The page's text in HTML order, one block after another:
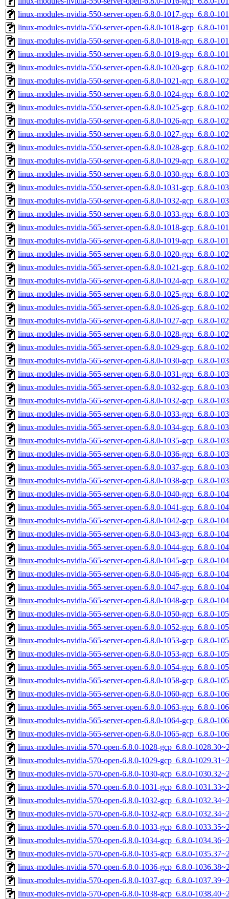
linux-modules-nvidia-550-server-open-6.8.0-1017-gcp_6.8.0-
linux-modules-nvidia-550-server-open-6.8.0-1018-gcp_6.8.0-
linux-modules-nvidia-550-server-open-6.8.0-1018-gcp_6.8.0-
linux-modules-nvidia-550-server-open-6.8.0-1019-gcp_6.8.0-
linux-modules-nvidia-550-server-open-6.8.0-1020-gcp_6.8.0-
linux-modules-nvidia-550-server-open-6.8.0-1021-gcp_6.8.0-
linux-modules-nvidia-550-server-open-6.8.0-1024-gcp_6.8.0-
linux-modules-nvidia-550-server-open-6.8.0-1025-gcp_6.8.0-
linux-modules-nvidia-550-server-open-6.8.0-1026-gcp_6.8.0-
linux-modules-nvidia-550-server-open-6.8.0-1027-gcp_6.8.0-
linux-modules-nvidia-550-server-open-6.8.0-1028-gcp_6.8.0-
linux-modules-nvidia-550-server-open-6.8.0-1029-gcp_6.8.0-
linux-modules-nvidia-550-server-open-6.8.0-1030-gcp_6.8.0-
linux-modules-nvidia-550-server-open-6.8.0-1031-gcp_6.8.0-
linux-modules-nvidia-550-server-open-6.8.0-1032-gcp_6.8.0-
linux-modules-nvidia-550-server-open-6.8.0-1033-gcp_6.8.0-
linux-modules-nvidia-565-server-open-6.8.0-1018-gcp_6.8.0-
linux-modules-nvidia-565-server-open-6.8.0-1019-gcp_6.8.0-
linux-modules-nvidia-565-server-open-6.8.0-1020-gcp_6.8.0-
linux-modules-nvidia-565-server-open-6.8.0-1021-gcp_6.8.0-
linux-modules-nvidia-565-server-open-6.8.0-1024-gcp_6.8.0-
linux-modules-nvidia-565-server-open-6.8.0-1025-gcp_6.8.0-
linux-modules-nvidia-565-server-open-6.8.0-1026-gcp_6.8.0-
linux-modules-nvidia-565-server-open-6.8.0-1027-gcp_6.8.0-
linux-modules-nvidia-565-server-open-6.8.0-1028-gcp_6.8.0-
linux-modules-nvidia-565-server-open-6.8.0-1029-gcp_6.8.0-
linux-modules-nvidia-565-server-open-6.8.0-1030-gcp_6.8.0-
linux-modules-nvidia-565-server-open-6.8.0-1031-gcp_6.8.0-
linux-modules-nvidia-565-server-open-6.8.0-1032-gcp_6.8.0-
linux-modules-nvidia-565-server-open-6.8.0-1032-gcp_6.8.0-
linux-modules-nvidia-565-server-open-6.8.0-1033-gcp_6.8.0-
linux-modules-nvidia-565-server-open-6.8.0-1034-gcp_6.8.0-
linux-modules-nvidia-565-server-open-6.8.0-1035-gcp_6.8.0-
linux-modules-nvidia-565-server-open-6.8.0-1036-gcp_6.8.0-
linux-modules-nvidia-565-server-open-6.8.0-1037-gcp_6.8.0-
linux-modules-nvidia-565-server-open-6.8.0-1038-gcp_6.8.0-
linux-modules-nvidia-565-server-open-6.8.0-1040-gcp_6.8.0-
linux-modules-nvidia-565-server-open-6.8.0-1041-gcp_6.8.0-
linux-modules-nvidia-565-server-open-6.8.0-1042-gcp_6.8.0-
linux-modules-nvidia-565-server-open-6.8.0-1043-gcp_6.8.0-
linux-modules-nvidia-565-server-open-6.8.0-1044-gcp_6.8.0-
linux-modules-nvidia-565-server-open-6.8.0-1045-gcp_6.8.0-
linux-modules-nvidia-565-server-open-6.8.0-1046-gcp_6.8.0-
linux-modules-nvidia-565-server-open-6.8.0-1047-gcp_6.8.0-
linux-modules-nvidia-565-server-open-6.8.0-1048-gcp_6.8.0-
linux-modules-nvidia-565-server-open-6.8.0-1050-gcp_6.8.0-
linux-modules-nvidia-565-server-open-6.8.0-1052-gcp_6.8.0-
linux-modules-nvidia-565-server-open-6.8.0-1053-gcp_6.8.0-
linux-modules-nvidia-565-server-open-6.8.0-1053-gcp_6.8.0-
linux-modules-nvidia-565-server-open-6.8.0-1054-gcp_6.8.0-
linux-modules-nvidia-565-server-open-6.8.0-1058-gcp_6.8.0-
linux-modules-nvidia-565-server-open-6.8.0-1060-gcp_6.8.0-
linux-modules-nvidia-565-server-open-6.8.0-1063-gcp_6.8.0-
linux-modules-nvidia-565-server-open-6.8.0-1064-gcp_6.8.0-
linux-modules-nvidia-565-server-open-6.8.0-1065-gcp_6.8.0-
linux-modules-nvidia-570-open-6.8.0-1028-gcp_6.8.0-
linux-modules-nvidia-570-open-6.8.0-1029-gcp_6.8.0-
linux-modules-nvidia-570-open-6.8.0-1030-gcp_6.8.0-
linux-modules-nvidia-570-open-6.8.0-1031-gcp_6.8.0-
linux-modules-nvidia-570-open-6.8.0-1032-gcp_6.8.0-
linux-modules-nvidia-570-open-6.8.0-1032-gcp_6.8.0-
linux-modules-nvidia-570-open-6.8.0-1033-gcp_6.8.0-
linux-modules-nvidia-570-open-6.8.0-1034-gcp_6.8.0-
linux-modules-nvidia-570-open-6.8.0-1035-gcp_6.8.0-
linux-modules-nvidia-570-open-6.8.0-1036-gcp_6.8.0-
linux-modules-nvidia-570-open-6.8.0-1037-gcp_6.8.0-
linux-modules-nvidia-570-open-6.8.0-1038-gcp_6.8.0-